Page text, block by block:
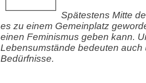
Spätestens Mitte
es zu einem Gemeinplatz
einen Feminismus geben kann.
Lebensumstände bedeuten auch
Bedürfnisse.